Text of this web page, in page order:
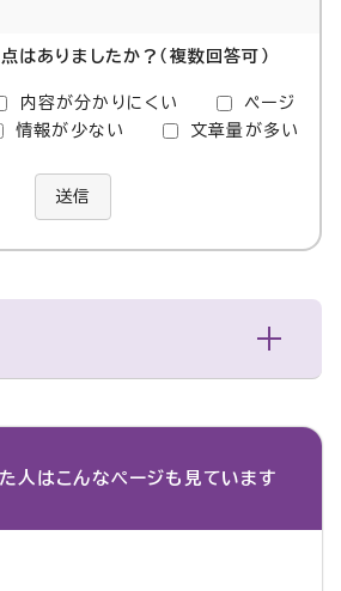
はありましたか？（複数回答可）
内容が分かりにくい
ページ
情報が少ない 文章量が多い
送信
人は こんなページも見ています